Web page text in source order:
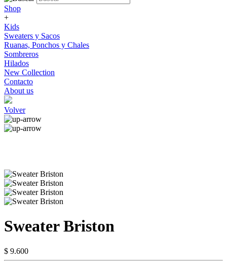
Shop
+
Kids
Sweaters y Sacos
Ruanas, Ponchos y Chales
Sombreros
Hilados
New Collection
Contacto
About us
Volver
Sweater Briston
$ 9.600